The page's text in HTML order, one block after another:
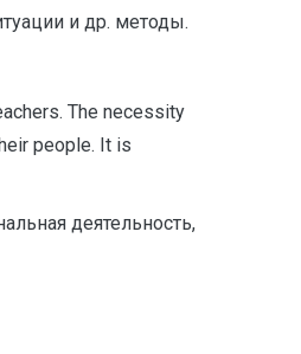
и др. методы.
The necessity
people. It is
деятельность,